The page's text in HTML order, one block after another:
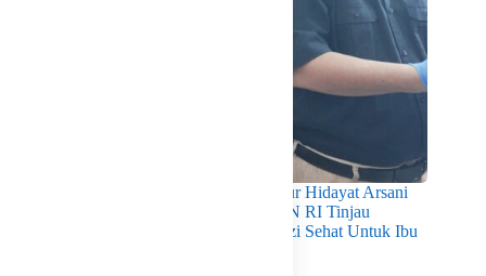
Pastikan Kualitas Gizi Terpenuhi, Gubernur Hidayat Arsani
Dampingi Mendukbangga/Kepala BKKBN RI Tinjau
Layanan Program MBG 3B Wujudkan Gizi Sehat Untuk Ibu